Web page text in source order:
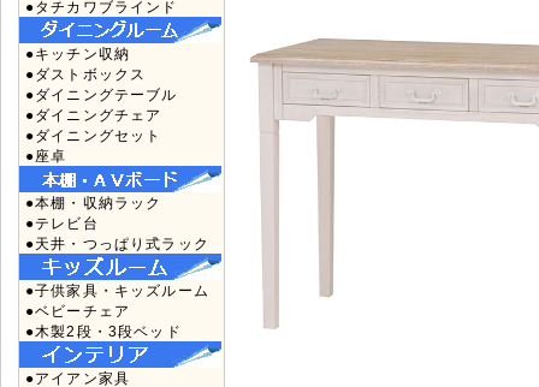
●タチカワブラインド
●キッチン収納
●ダストボックス
●ダイニングテーブル
●ダイニングチェア
●ダイニングセット
●座卓
●本棚・収納ラック
●テレビ台
●天井・つっぱり式ラック
●子供家具・キッズルーム
●ベビーチェア
●木製2段・3段ベッド
●アイアン家具